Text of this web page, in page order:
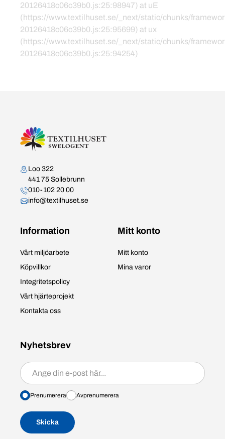
20126418c06c39b0.js:25:98947) at uE
(https://www.textilhuset.se/_next/static/chunks/
20126418c06c39b0.js:25:95699) at ux
(https://www.textilhuset.se/_next/static/chunks/
20126418c06c39b0.js:25:94254)
Kontakta oss
Loo 322
441 75 Sollebrunn
010-102 20 00
info@textilhuset.se
Information
Vårt miljöarbete
Köpvillkor
Integritetspolicy
Vårt hjärteprojekt
Kontakta oss
Mitt konto
Mitt konto
Mina varor
Nyhetsbrev
Prenumerera/avprenumerera
Prenumerera Avprenumerera
Skicka